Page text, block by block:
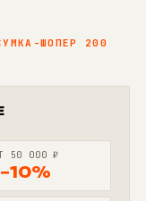
ШОПЕР 200
50 000 ₽
−10%